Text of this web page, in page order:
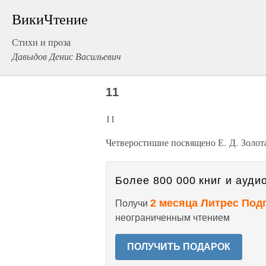
ВикиЧтение
Стихи и проза
Давыдов Денис Васильевич
11
11
Четверостишие посвящено Е. Д.
Более 800 000 книг и
Получи 2 месяца Литрес
неограниченным чтением
ПОЛУЧИТЬ ПОДАРОК